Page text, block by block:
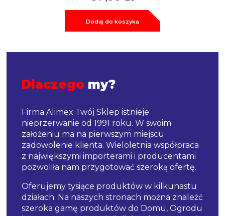
Dodaj do koszyka
Dlaczego my?
Firma Alimex Twój Sklep istnieje
nieprzerwanie od 1991 roku. W swoim
założeniu ma na pierwszym miejscu
zadowolenie klienta. Wieloletnia współpraca
z największymi importerami i producentami
pozwoliła nam przygotować szeroką ofertę.
Oferujemy tysiące produktów w kilkunastu
działach. Na naszych stronach można znaleźć
szeroka gamę produktów do Domu, Ogrodu